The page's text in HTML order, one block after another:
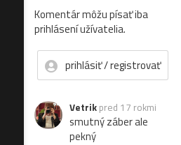
Komentár môžu písať iba
prihlásení užívatelia.
prihlásiť / registrovať
Vetrik pred 17 rokmi
smutný záber ale
pekný